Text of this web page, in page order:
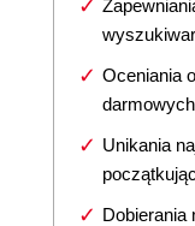
Oceniania
Unikania
Dobierania